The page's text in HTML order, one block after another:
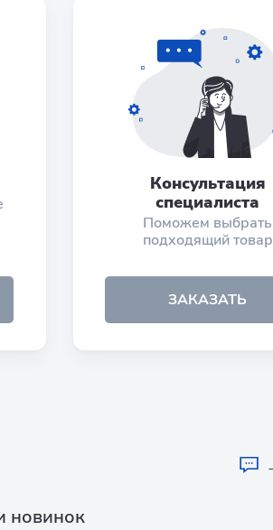
Консультация
специалиста
Поможем выбрать
подходящий товар
ЗАКАЗАТЬ
новинок